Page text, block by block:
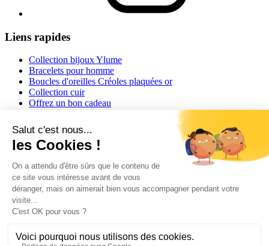
Liens rapides
Collection bijoux Ylume
Bracelets pour homme
Boucles d'oreilles Créoles plaquées or
Collection cuir
Offrez un bon cadeau
Informations
Conditions générales de vente
Mentions légales
Conseils et astuces
Informations livraisons
Retour ou échange
Guide des tailles
Contact